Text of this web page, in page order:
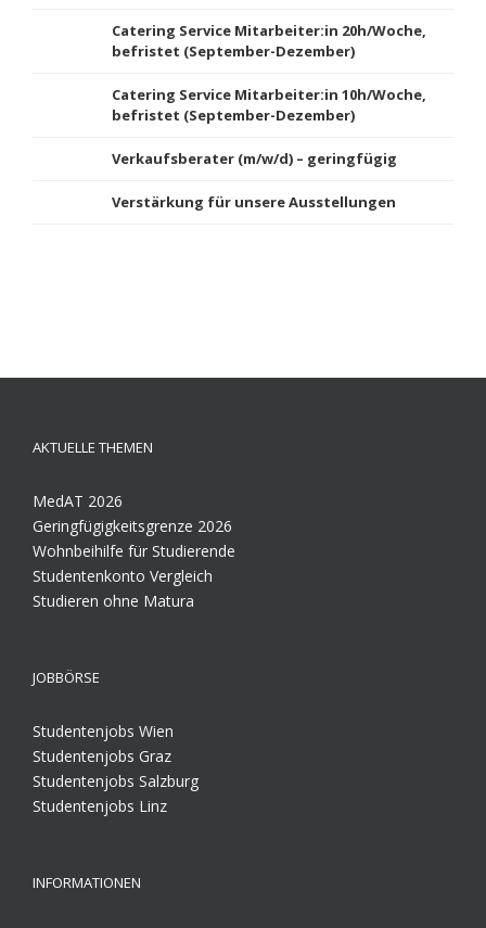
Catering Service Mitarbeiter:in 20h/Woche,
befristet (September-Dezember)
Catering Service Mitarbeiter:in 10h/Woche,
befristet (September-Dezember)
Verkaufsberater (m/w/d) – geringfügig
Verstärkung für unsere Ausstellungen
AKTUELLE THEMEN
MedAT 2026
Geringfügigkeitsgrenze 2026
Wohnbeihilfe für Studierende
Studentenkonto Vergleich
Studieren ohne Matura
JOBBÖRSE
Studentenjobs Wien
Studentenjobs Graz
Studentenjobs Salzburg
Studentenjobs Linz
INFORMATIONEN